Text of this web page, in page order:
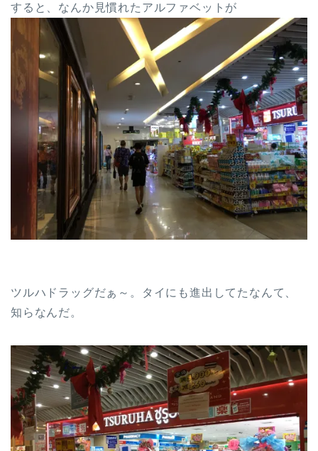
すると、なんか見慣れたアルファベットが
ツルハドラッグだぁ～。タイにも進出してたなんて、
知らなんだ。